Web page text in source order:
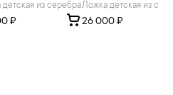
детская из серебра
₽
Ложка детская из
26 000 ₽